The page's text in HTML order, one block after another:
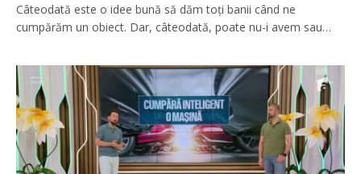
Câteodată este o idee bună să dăm toți banii când ne
cumpărăm un obiect. Dar, câteodată, poate nu-i avem sau…